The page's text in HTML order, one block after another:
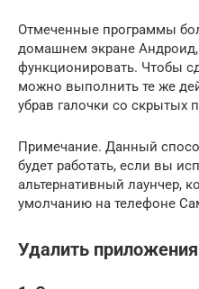
Отмеченные программы
домашнем экране
функционировать. Чтобы
можно выполнить те же
убрав галочки со скрытых
Примечание. Данный
будет работать, если вы
альтернативный лаунчер,
умолчанию на телефоне
Удалить